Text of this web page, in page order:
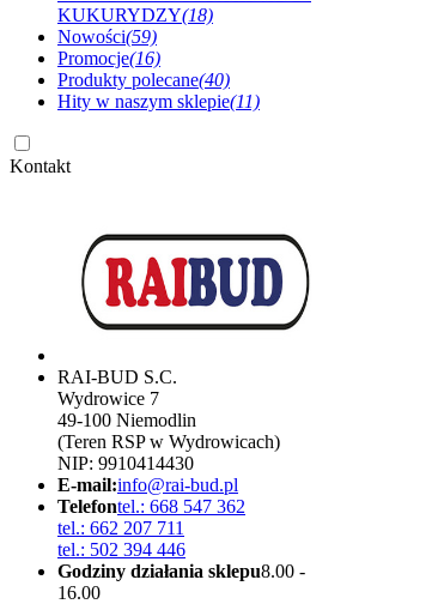
KUKURYDZY(18)
Nowości(59)
Promocje(16)
Produkty polecane(40)
Hity w naszym sklepie(11)
Kontakt
RAI-BUD S.C.
Wydrowice 7
49-100 Niemodlin
(Teren RSP w Wydrowicach)
NIP: 9910414430
E-mail:info@rai-bud.pl
Telefontel.: 668 547 362
tel.: 662 207 711
tel.: 502 394 446
Godziny działania sklepu8.00 -
16.00